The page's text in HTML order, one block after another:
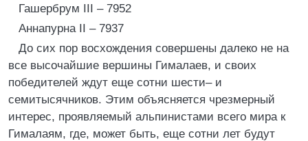
Гашербрум III – 7952
Аннапурна II – 7937
До сих пор восхождения совершены далеко не на
все высочайшие вершины Гималаев, и своих
победителей ждут еще сотни шести– и
семитысячников. Этим объясняется чрезмерный
интерес, проявляемый альпинистами всего мира к
Гималаям, где, может быть, еще сотни лет будут